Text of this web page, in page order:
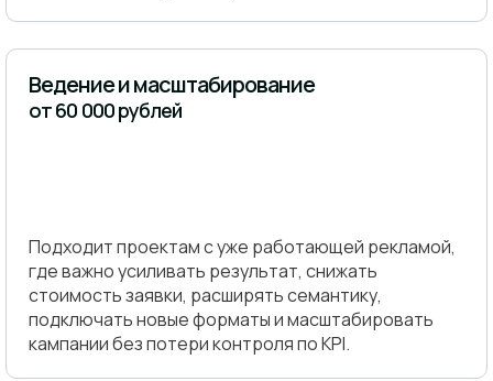
Ведение и масштабирование
от 60 000 рублей
Подходит проектам с уже работающей рекламой,
где важно усиливать результат, снижать
стоимость заявки, расширять семантику,
подключать новые форматы и масштабировать
кампании без потери контроля по KPI.